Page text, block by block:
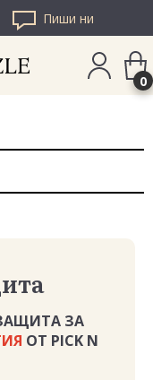
Пиши ни
0
ЗА
ОТ PICK N